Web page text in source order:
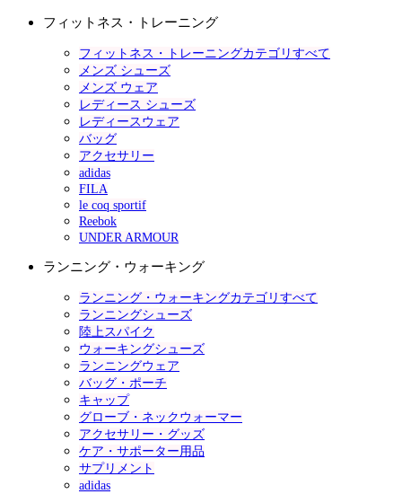
フィットネス・トレーニング
フィットネス・トレーニングカテゴリすべて
メンズ シューズ
メンズ ウェア
レディース シューズ
レディースウェア
バッグ
アクセサリー
adidas
FILA
le coq sportif
Reebok
UNDER ARMOUR
ランニング・ウォーキング
ランニング・ウォーキングカテゴリすべて
ランニングシューズ
陸上スパイク
ウォーキングシューズ
ランニングウェア
バッグ・ポーチ
キャップ
グローブ・ネックウォーマー
アクセサリー・グッズ
ケア・サポーター用品
サプリメント
adidas